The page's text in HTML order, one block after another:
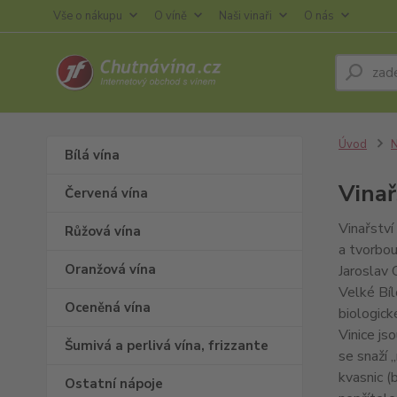
Vše o nákupu O víně Naši vinaři O nás
Bílá vína
Červená vína
Růžová vína
Oranžová vína
Oceněná vína
Šumivá a perlivá vína, frizzante
Ostatní nápoje
Úvod
Vinařství
a
Jaroslav
Velké
Vinice
se snaží
kvasnic